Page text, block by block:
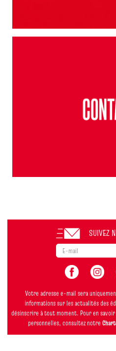
SUIVEZ
Votre adresse e-mail sera
informations sur les actualités des
désinscrire à tout moment. Pour en
personnelles, consultez notre